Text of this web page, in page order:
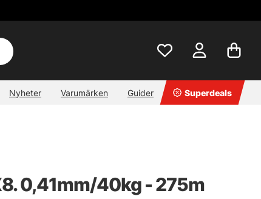
Nyheter Varumärken Guider Superdeals
0,41mm/40kg - 275m